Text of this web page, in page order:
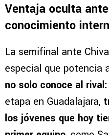
Ventaja oculta
conocimiento
La semifinal ante
especial que potencia
no solo conoce al
etapa en Guadalajara,
los jóvenes que hoy